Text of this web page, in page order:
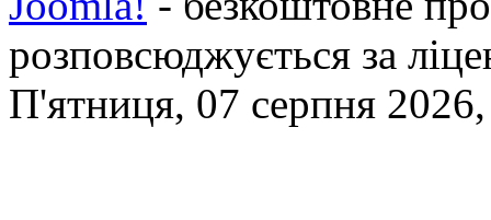
розповсюджується за
П'ятниця, 07 серпня